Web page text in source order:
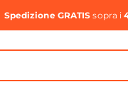
Spedizione GRATIS sopra i